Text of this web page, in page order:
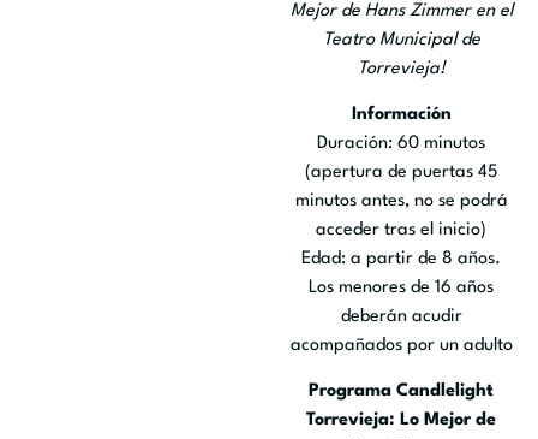
Mejor de Hans Zimmer en el
Teatro Municipal de
Torrevieja!
Información
Duración: 60 minutos
(apertura de puertas 45
minutos antes, no se podrá
acceder tras el inicio)
Edad: a partir de 8 años.
Los menores de 16 años
deberán acudir
acompañados por un adulto
Programa Candlelight
Torrevieja: Lo Mejor de